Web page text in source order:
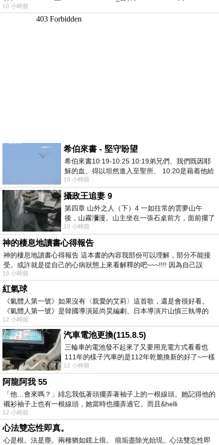
10 小時前
希伯來書 - 堅守盼望
希伯來書10:19-10:25 10:19弟兄們、我們既因耶
穌的血、得以坦然進入至聖所、 10:20是藉着他給
我們開了一條又新又活的路從幔子經過
10 小時前
攝政王追妻 9
第四章 山外之人（下）4 一如往常的雲夢山午
後，山霧瀰漫。山主坐在一張石桌前方，面前擺了
一盤未下完的棋盤，還有一壺茶與兩只冒
10 小時前
神的棲息地讀書心得報告
神的棲息地讀書心得報告 這本書的內容我部份可以理解，部分不能接
受。或許就是從自己的心病狀態上來看解釋的吧~~~!!!! 因為自己誤
10 小時前
紅氣球
《氣體人第一號》如果沒有〈親愛的艾莉〉這首歌，還是會很好看。
《氣體人第一號》是韓國導演延尚昊編劇、日本導演片山慎三執導的
12 小時前
汽車電池更換(115.8.5)
三輪車的電池發不起來了又要用充電方式看看也
111年的樣子汽車的是112年乾脆換新的好了~一樣
在阿炮電池買的漲了一百多塊吧
12 小時前
阿龍阿我 55
「他…會來嗎？」緋忘我低著頭擺弄著袖子上的一根線頭。她記得他的
襯衫袖子上也有一根線頭，她當時也擺弄過它。而且&helli
12 小時前
心法雙忘性即真。
心是根。法是塵。兩種猶如鏡上痕。 痕垢盡除光始現。心法雙忘性即